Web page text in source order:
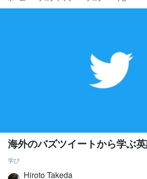
海外のバズツイートから学ぶ
学び
Hiroto Takeda